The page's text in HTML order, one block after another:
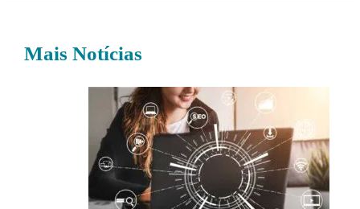
Mais Notícias